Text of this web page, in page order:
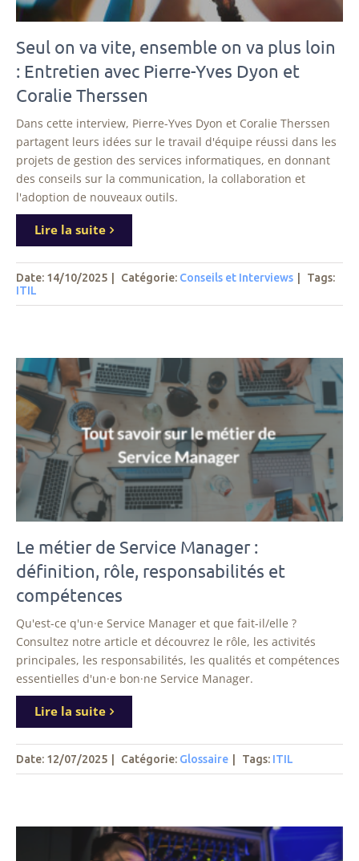
Seul on va vite, ensemble on va plus loin
: Entretien avec Pierre-Yves Dyon et
Coralie Therssen
Dans cette interview, Pierre-Yves Dyon et Coralie Therssen
partagent leurs idées sur le travail d'équipe réussi dans les
projets de gestion des services informatiques, en donnant
des conseils sur la communication, la collaboration et
l'adoption de nouveaux outils.
Lire la suite
Date: 14/10/2025 Catégorie: Conseils et Interviews Tags:
ITIL
Le métier de Service Manager :
définition, rôle, responsabilités et
compétences
Qu'est-ce q'un·e Service Manager et que fait-il/elle ?
Consultez notre article et découvrez le rôle, les activités
principales, les responsabilités, les qualités et compétences
essentielles d'un·e bon·ne Service Manager.
Lire la suite
Date: 12/07/2025 Catégorie: Glossaire Tags: ITIL